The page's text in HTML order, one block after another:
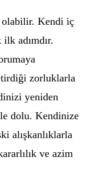
olabilir. Kendi iç
adımdır.
zorluklarla
yeniden
dolu. Kendinize
alışkanlıklarla
ve azim